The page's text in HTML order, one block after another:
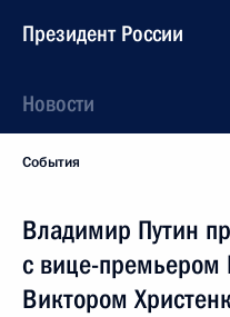
Президент России
Новости
События
Владимир Путин
с вице-премьером
Виктором